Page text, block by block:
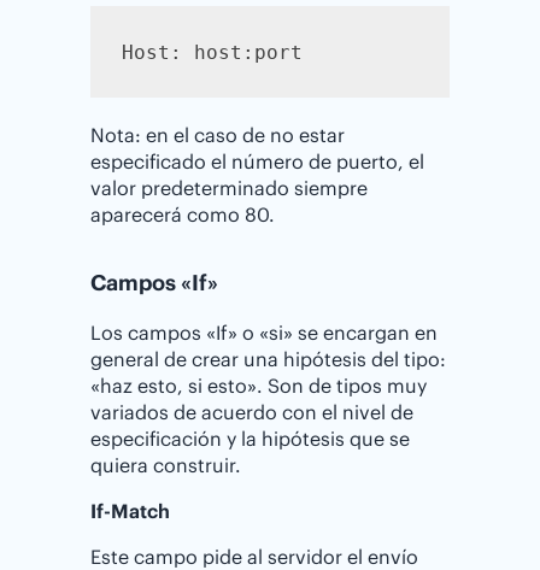
Host: host:port
Nota: en el caso de no estar
especificado el número de puerto, el
valor predeterminado siempre
aparecerá como 80.
Campos «If»
Los campos «If» o «si» se encargan en
general de crear una hipótesis del tipo:
«haz esto, si esto». Son de tipos muy
variados de acuerdo con el nivel de
especificación y la hipótesis que se
quiera construir.
If-Match
Este campo pide al servidor el envío